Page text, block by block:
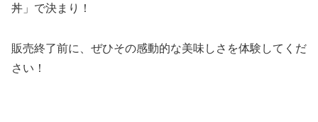
丼」で決まり！
販売終了前に、ぜひその感動的な美味しさを体験してくだ
さい！